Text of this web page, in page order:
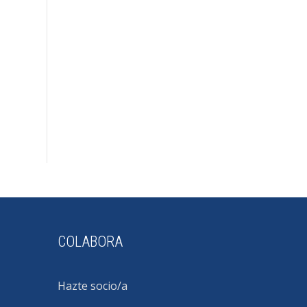
COLABORA
Hazte socio/a